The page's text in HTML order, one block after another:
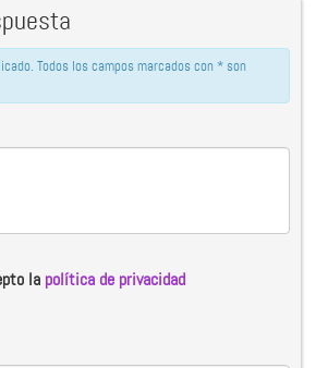
Todos los campos marcados con * son
la política de privacidad